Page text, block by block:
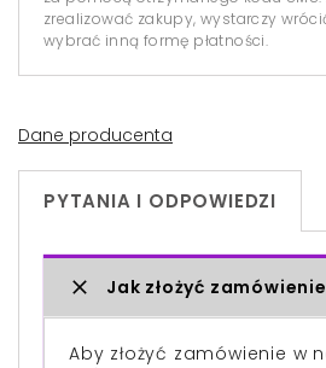
zrealizować zakupy, wystarczy
wybrać inną formę płatności.
Dane producenta
PYTANIA I ODPOWIEDZI
Jak złożyć
Aby złożyć zamówienie w